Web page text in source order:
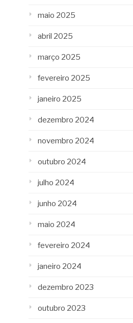
maio 2025
abril 2025
março 2025
fevereiro 2025
janeiro 2025
dezembro 2024
novembro 2024
outubro 2024
julho 2024
junho 2024
maio 2024
fevereiro 2024
janeiro 2024
dezembro 2023
outubro 2023